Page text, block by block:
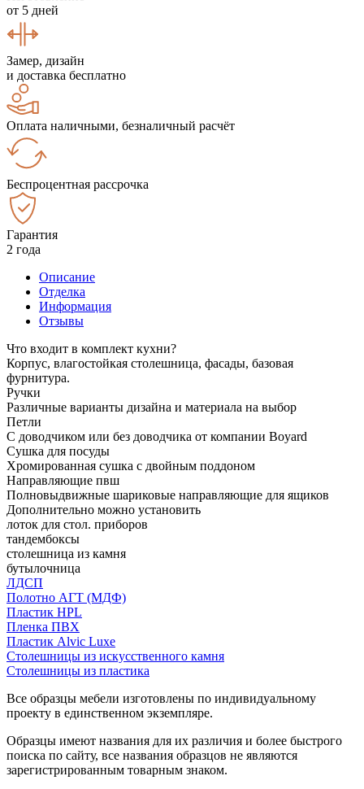
от 5 дней
Замер, дизайн
и доставка бесплатно
Оплата наличными, безналичный расчёт
Беспроцентная рассрочка
Гарантия
2 года
Описание
Отделка
Информация
Отзывы
Что входит в комплект кухни?
Корпус, влагостойкая столешница, фасады, базовая
фурнитура.
Ручки
Различные варианты дизайна и материала на выбор
Петли
С доводчиком или без доводчика от компании Boyard
Сушка для посуды
Хромированная сушка с двойным поддоном
Направляющие пвш
Полновыдвижные шариковые направляющие для ящиков
Дополнительно можно установить
лоток для стол. приборов
тандембоксы
столешница из камня
бутылочница
ЛДСП
Полотно АГТ (МДФ)
Пластик HPL
Пленка ПВХ
Пластик Alvic Luxe
Столешницы из искусственного камня
Столешницы из пластика
Все образцы мебели изготовлены по индивидуальному
проекту в единственном экземпляре.
Образцы имеют названия для их различия и более быстрого
поиска по сайту, все названия образцов не являются
зарегистрированным товарным знаком.